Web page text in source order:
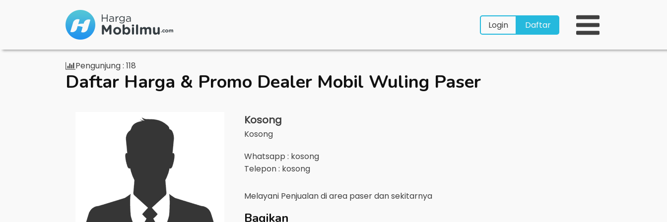
Login Daftar
Pengunjung : 118
Daftar Harga & Promo Dealer Mobil Wuling Paser
Kosong
Kosong
Whatsapp : kosong
Telepon : kosong
Melayani Penjualan di area paserdan sekitarnya
Bagikan